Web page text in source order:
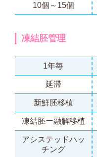
10個～15個
凍結胚管理
1年毎
延滞
新鮮胚移植
凍結胚ー融解移植
アシステッドハッ
チング